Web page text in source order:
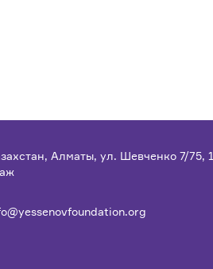
Алматы, ул. Шевченко 7/75, 1